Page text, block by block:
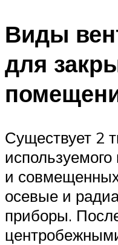
Виды
для
Существует 2
и
осевые и
приборы.